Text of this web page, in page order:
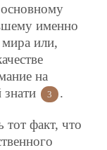
именно
или,
на
3 .
тот факт, что